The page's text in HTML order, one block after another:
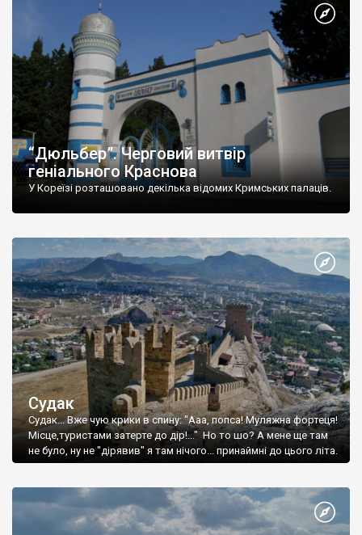
“Дюльбер”. Черговий витвір
геніального Краснова
У Кореїзі розташовано декілька відомих Кримських палаців.
Судак
Судак... Вже чую крики в спину: "Ааа, попса! Муляжна фортеця!
Місце,туристами затерте до дір!..." Но то шо? А мене ще там
не було, ну не "дірявив" я там нічого... принаймні до цього літа.